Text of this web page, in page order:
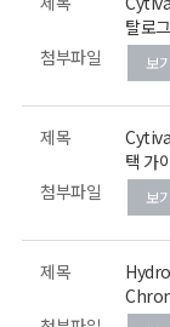
탈로그
첨부파일
보기
제목
택 가
첨부파일
보기
제목